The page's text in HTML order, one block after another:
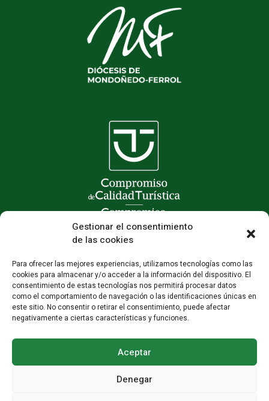
Gestionar el consentimiento
de las cookies
Para ofrecer las mejores experiencias, utilizamos tecnologías como las
cookies para almacenar y/o acceder a la información del dispositivo. El
consentimiento de estas tecnologías nos permitirá procesar datos
como el comportamiento de navegación o las identificaciones únicas en
este sitio. No consentir o retirar el consentimiento, puede afectar
negativamente a ciertas características y funciones.
Aceptar
Denegar